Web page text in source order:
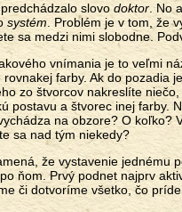
slovo doktor . No
systém . Problém je v tom, že
sa medzi nimi slobodne.
vnímania je to veľmi
rovnakej farby. Ak do pozadia
zo štvorcov nakreslíte
postavu a štvorec inej farby.
na obzore? O koľko?
sa nad tým niekedy?
že vystavenie jednému
ňom. Prvý podnet najprv
či dotvoríme všetko, čo